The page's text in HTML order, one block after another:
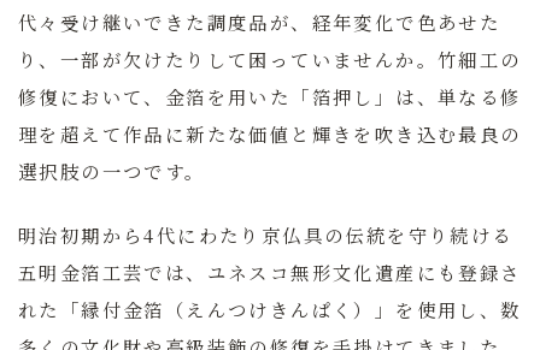
代々受け継いできた調度品が、経年変化で色あせた
り、一部が欠けたりして困っていませんか。 竹細工の
修復において、金箔を用いた「箔押し」は、単なる修
理を超えて作品に新たな価値と輝きを吹き込む最良の
選択肢の一つです。
明治初期から4代にわたり京仏具の伝統を守り続ける
五明金箔工芸では、ユネスコ無形文化遺産にも登録さ
れた「縁付金箔（えんつけきんぱく）」を使用し、数